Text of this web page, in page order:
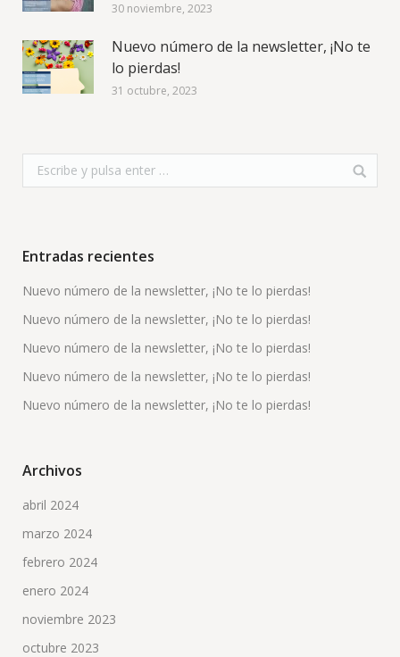
30 noviembre, 2023
Nuevo número de la newsletter, ¡No te
lo pierdas!
31 octubre, 2023
Entradas recientes
Nuevo número de la newsletter, ¡No te lo pierdas!
Nuevo número de la newsletter, ¡No te lo pierdas!
Nuevo número de la newsletter, ¡No te lo pierdas!
Nuevo número de la newsletter, ¡No te lo pierdas!
Nuevo número de la newsletter, ¡No te lo pierdas!
Archivos
abril 2024
marzo 2024
febrero 2024
enero 2024
noviembre 2023
octubre 2023